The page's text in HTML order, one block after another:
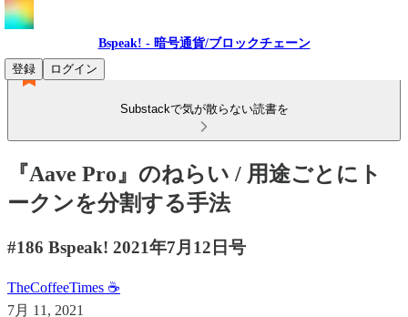
Bspeak! - 暗号通貨/ブロックチェーン
登録
ログイン
Substackで気が散らない読書を
『Aave Pro』のねらい / 用途ごとにト
ークンを分割する手法
#186 Bspeak! 2021年7月12日号
TheCoffeeTimes ☕
7月 11, 2021